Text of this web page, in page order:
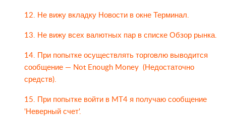
12. Не вижу вкладку Новости в окне Терминал.
13. Не вижу всех валютных пар в списке Обзор рынка.
14. При попытке осуществлять торговлю выводится
сообщение — Not Enough Money (Недостаточно
средств).
15. При попытке войти в MT4 я получаю сообщение
'Неверный счет'.